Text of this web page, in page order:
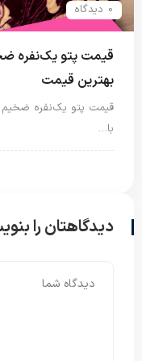
0 دیدگاه
قیمت پتو یک‌نفره
بهترین قیمت
قیمت پتو یک‌نفره ضخیم
با…
دیدگاهتان را